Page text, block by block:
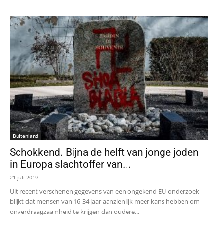
Buitenland
Schokkend. Bijna de helft van jonge joden
in Europa slachtoffer van...
21 juli 2019
Uit recent verschenen gegevens van een ongekend EU-onderzoek
blijkt dat mensen van 16-34 jaar aanzienlijk meer kans hebben om
onverdraagzaamheid te krijgen dan oudere...